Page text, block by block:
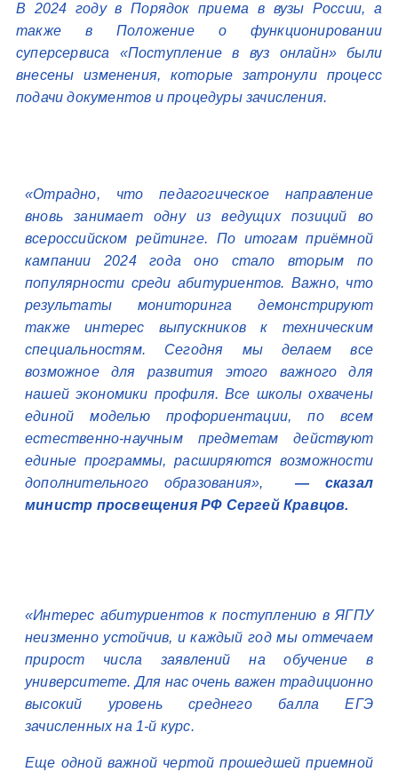
В 2024 году в Порядок приема в вузы России, а
также в Положение о функционировании
суперсервиса «Поступление в вуз онлайн» были
внесены изменения, которые затронули процесс
подачи документов и процедуры зачисления.
«Отрадно, что педагогическое направление
вновь занимает одну из ведущих позиций во
всероссийском рейтинге. По итогам приёмной
кампании 2024 года оно стало вторым по
популярности среди абитуриентов. Важно, что
результаты мониторинга демонстрируют
также интерес выпускников к техническим
специальностям. Сегодня мы делаем все
возможное для развития этого важного для
нашей экономики профиля. Все школы охвачены
единой моделью профориентации, по всем
естественно-научным предметам действуют
единые программы, расширяются возможности
дополнительного образования»,
— сказал
министр просвещения РФ Сергей Кравцов.
«Интерес абитуриентов к поступлению в ЯГПУ
неизменно устойчив, и каждый год мы отмечаем
прирост числа заявлений на обучение в
университете. Для нас очень важен традиционно
высокий уровень среднего балла ЕГЭ
зачисленных на 1-й курс.
Еще одной важной чертой прошедшей приемной